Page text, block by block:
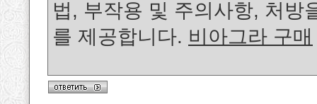
법, 부작용 및 주의사항, 처방
를 제공합니다. 비아그라 구매